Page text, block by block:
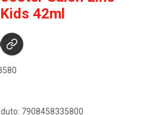
42ml
7908458335800